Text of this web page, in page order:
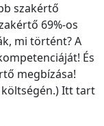
szakértő
69%-os
mi történt? A
És
megbízása!
Itt tart